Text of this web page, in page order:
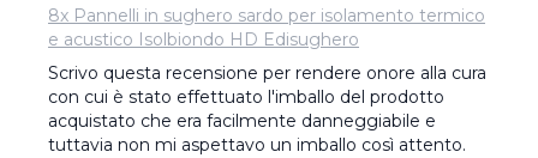
8x Pannelli in sughero sardo per isolamento termico
e acustico Isolbiondo HD Edisughero
Scrivo questa recensione per rendere onore alla cura
con cui è stato effettuato l'imballo del prodotto
acquistato che era facilmente danneggiabile e
tuttavia non mi aspettavo un imballo così attento.